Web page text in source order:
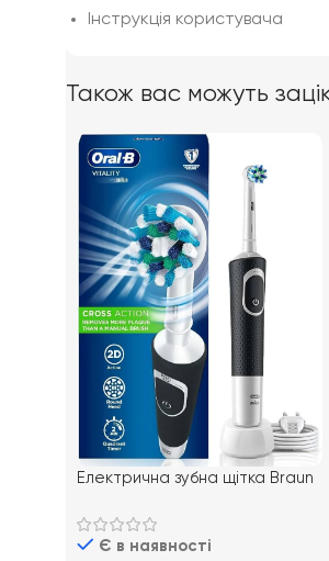
Інструкція користувача
Також вас можуть
Електрична зубна щітка Braun
Action Black
Є в наявності